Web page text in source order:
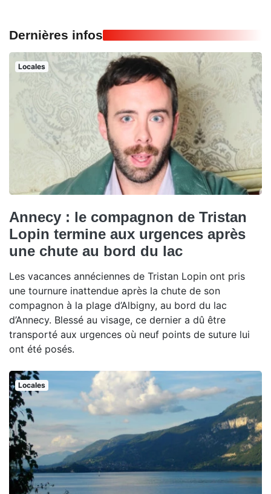
Dernières infos
Locales
Annecy : le compagnon de Tristan
Lopin termine aux urgences après
une chute au bord du lac
Les vacances annéciennes de Tristan Lopin ont pris
une tournure inattendue après la chute de son
compagnon à la plage d’Albigny, au bord du lac
d’Annecy. Blessé au visage, ce dernier a dû être
transporté aux urgences où neuf points de suture lui
ont été posés.
Locales